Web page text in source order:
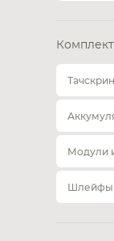
Модули
Шлейфы